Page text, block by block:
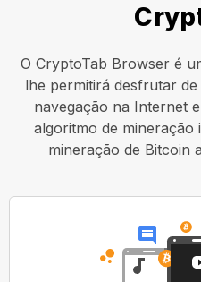
O CryptoTab Browser é
lhe permitirá desfrutar de
navegação na Internet
algoritmo de mineração
mineração de Bitcoin